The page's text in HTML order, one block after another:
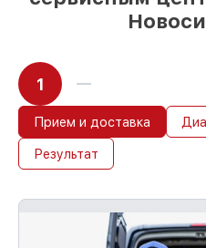
1
Прием и доставка
Результат